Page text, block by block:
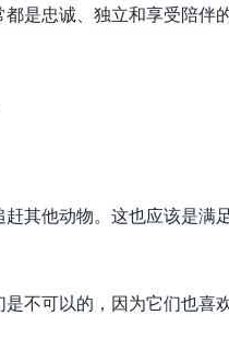
是忠诚、独立和享受陪伴的
其他动物。这也应该是满
不可以的，因为它们也喜